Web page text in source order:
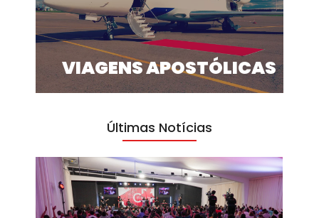
VIAGENS APOSTÓLICAS
Últimas Notícias